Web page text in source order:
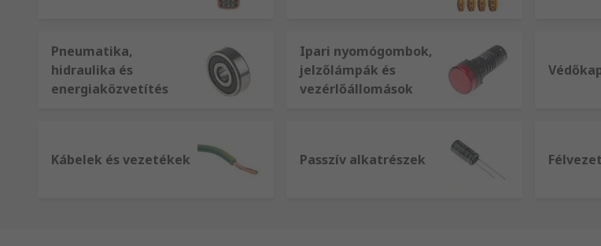
Pneumatika,
hidraulika és
energiaközvetítés
Ipari nyomógombok,
jelzőlámpák és
vezérlőállomások
Kábelek és vezetékek Passzív alkatrészek